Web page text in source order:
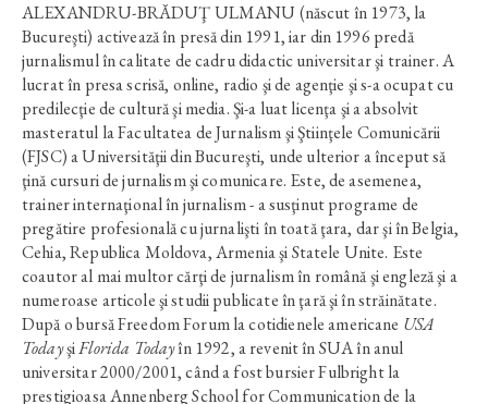
ALEXANDRU-BRĂDUŢ ULMANU (născut în 1973, la
Bucureşti) activează în presă din 1991, iar din 1996 predă
jurnalismul în calitate de cadru didactic universitar şi trainer. A
lucrat în presa scrisă, online, radio şi de agenţie şi s-a ocupat cu
predilecţie de cultură şi media. Şi-a luat licenţa şi a absolvit
masteratul la Facultatea de Jurnalism şi Ştiinţele Comunicării
(FJSC) a Universităţii din Bucureşti, unde ulterior a început să
ţină cursuri de jurnalism şi comunicare. Este, de asemenea,
trainer internaţional în jurnalism - a susţinut programe de
pregătire profesională cu jurnalişti în toată ţara, dar şi în Belgia,
Cehia, Republica Moldova, Armenia şi Statele Unite. Este
coautor al mai multor cărţi de jurnalism în română şi engleză şi a
numeroase articole şi studii publicate în ţară şi în străinătate.
După o bursă Freedom Forum la cotidienele americane USA
TodayşiFlorida Todayîn 1992, a revenit în SUA în anul
universitar 2000/2001, când a fost bursier Fulbright la
prestigioasa Annenberg School for Communication de la